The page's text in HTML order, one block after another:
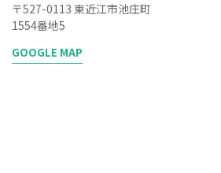
〒527-0113 東近江市池庄町
1554番地5
GOOGLE MAP